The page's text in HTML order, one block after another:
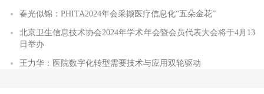
春光似锦：PHITA2024年会采撷医疗信息化“五朵金花”
北京卫生信息技术协会2024年学术年会暨会员代表大会将于4月13
日举办
王力华：医院数字化转型需要技术与应用双轮驱动